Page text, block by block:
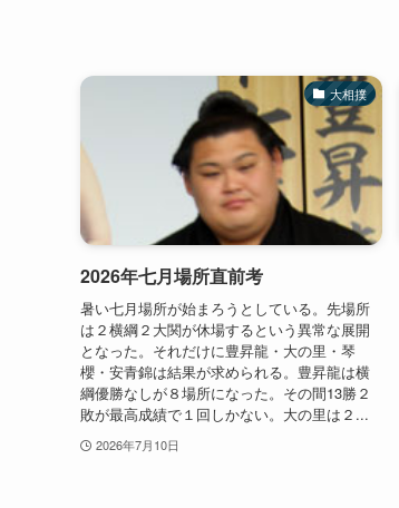
大相撲
2026年七月場所直前考
暑い七月場所が始まろうとしている。先場所
は２横綱２大関が休場するという異常な展開
となった。それだけに豊昇龍・大の里・琴
櫻・安青錦は結果が求められる。豊昇龍は横
綱優勝なしが８場所になった。その間13勝２
敗が最高成績で１回しかない。大の里は２...
2026年7月10日